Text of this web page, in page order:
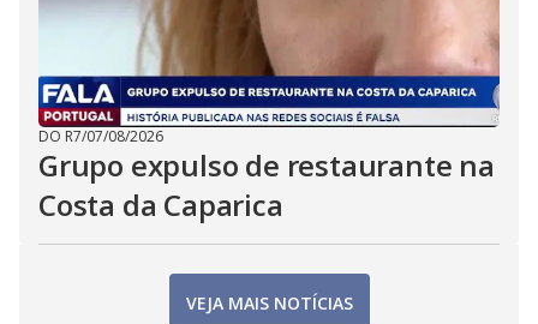
DO R7/07/08/2026
Grupo expulso de restaurante na
Costa da Caparica
VEJA MAIS NOTÍCIAS